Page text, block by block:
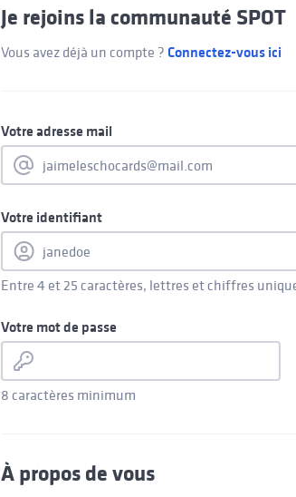
Je rejoins la communauté SPOT
Vous avez déjà un compte ? Connectez-vous ici
Votre adresse mail
Votre identifiant
Entre 4 et 25 caractères, lettres et chiffres
Votre mot de passe
8 caractères minimum
À propos de vous